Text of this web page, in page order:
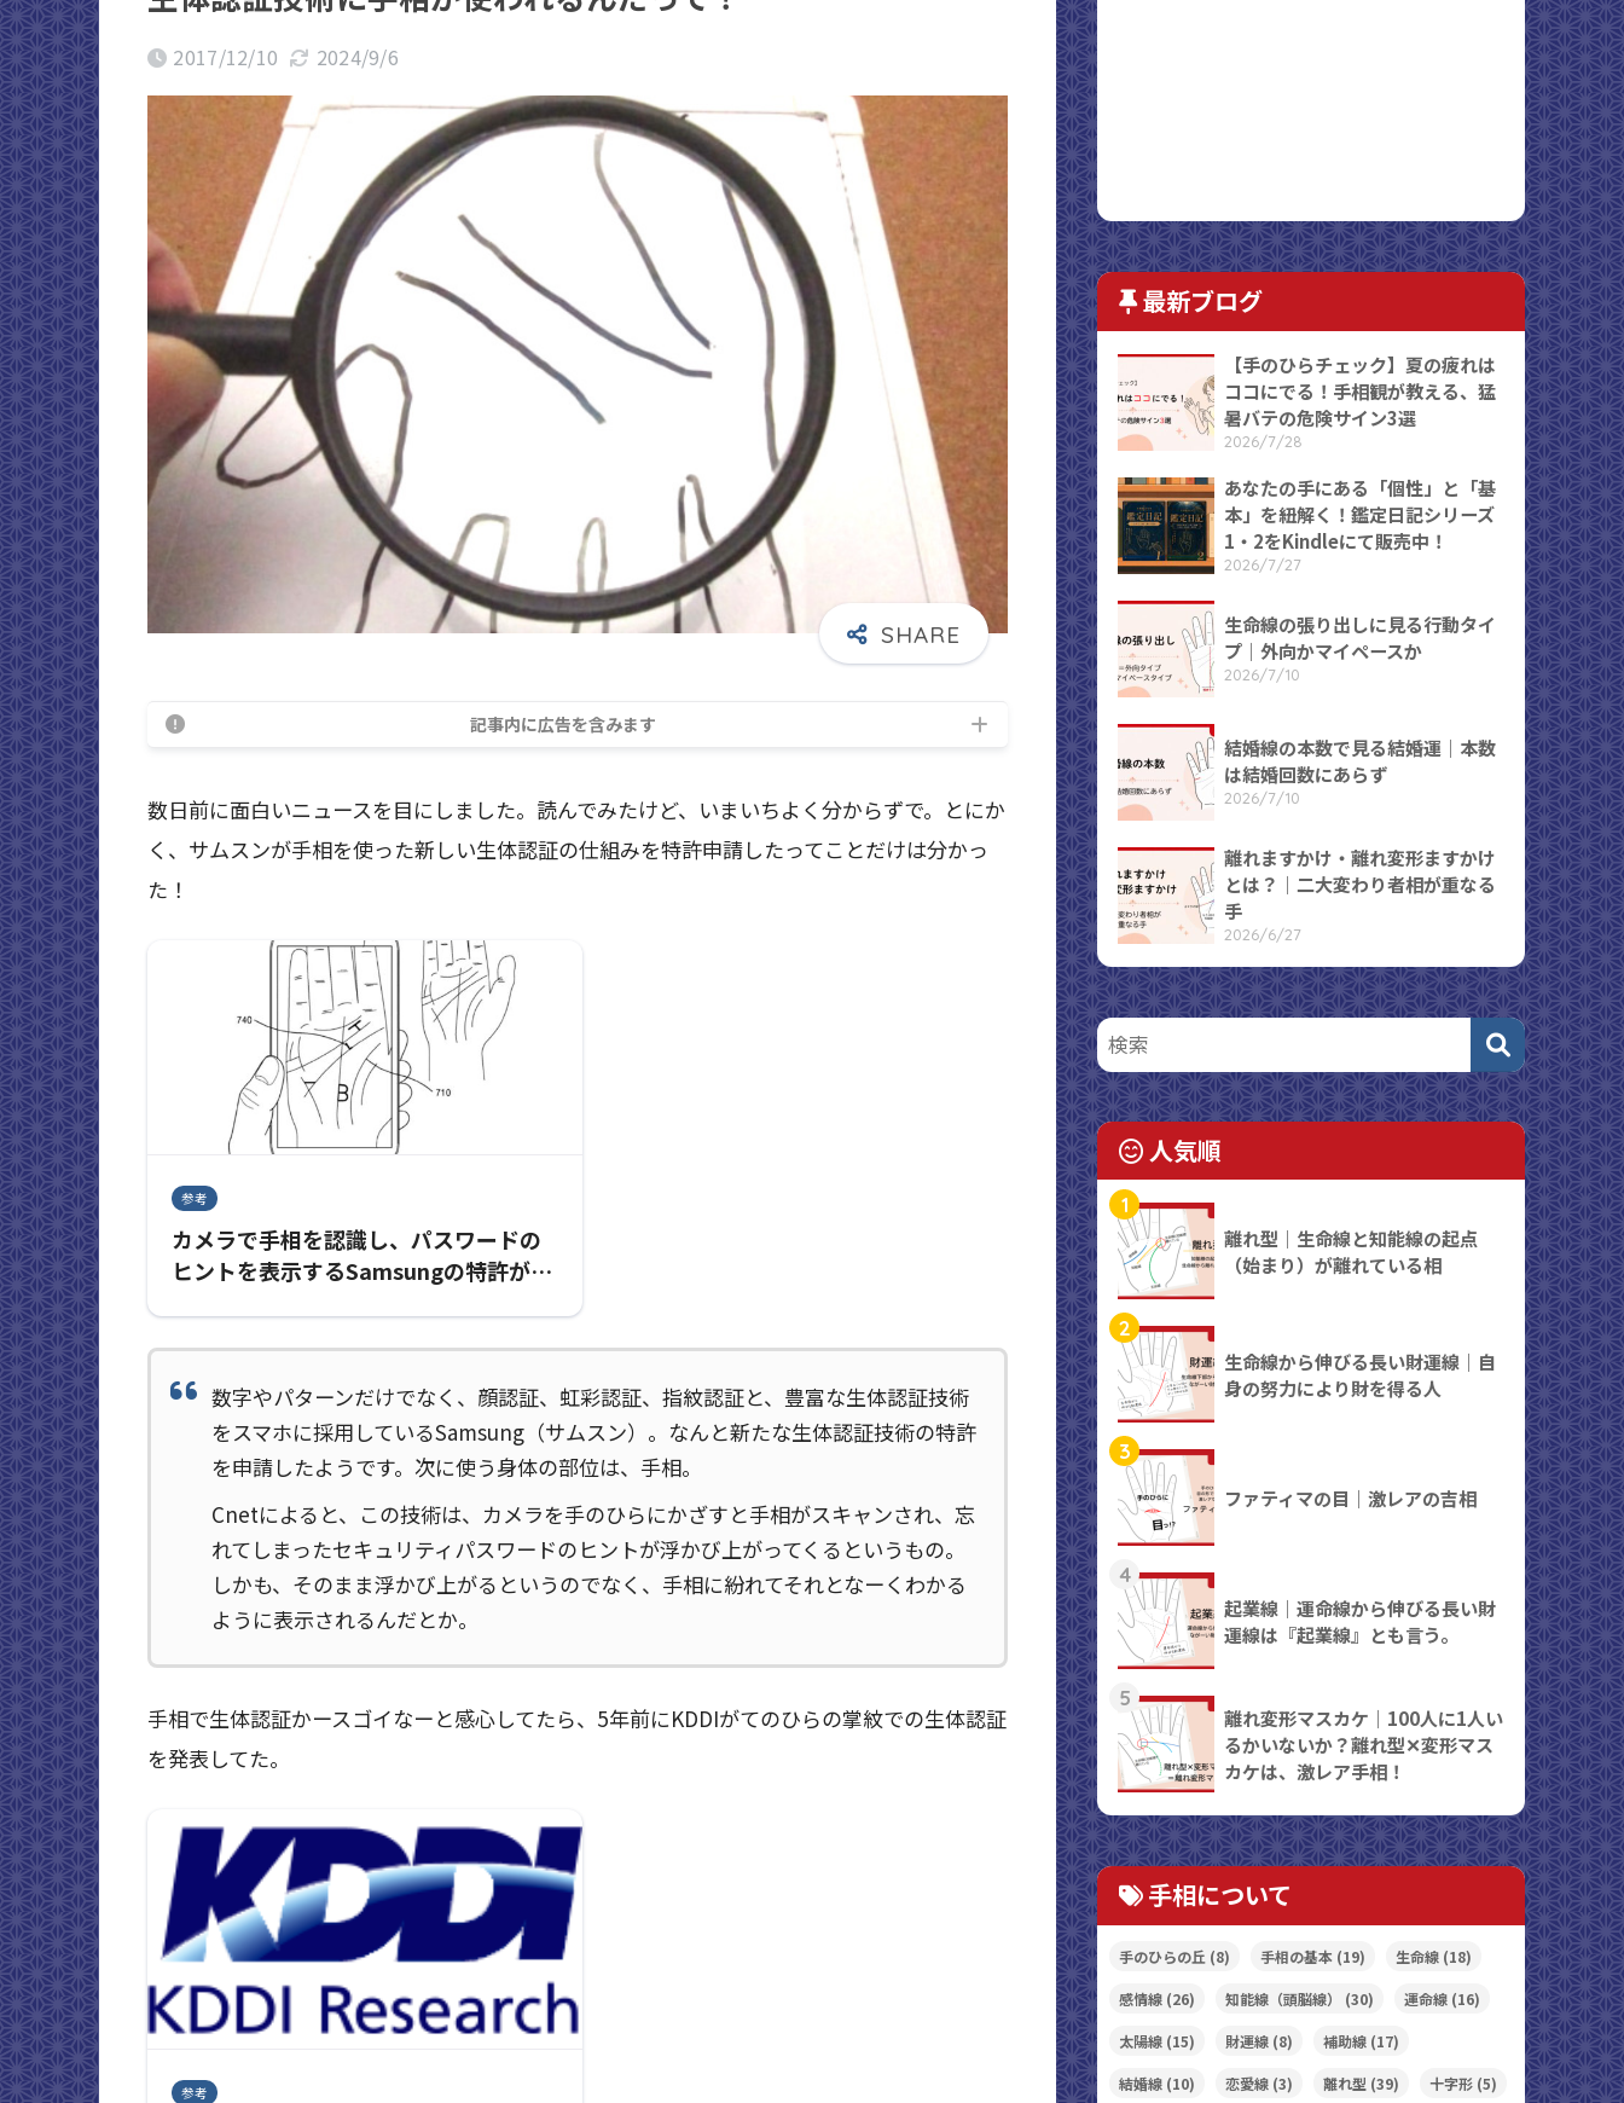
2017/12/10 2024/9/6
記事内に広告を含みます
数日前に面白いニュースを目にしました。読んでみたけど、いまいちよく分からずで。とにか
く、サムスンが手相を使った新しい生体認証の仕組みを特許申請したってことだけは分かっ
た！
参考
カメラで手相を認識し、パスワードの
ヒントを表示するSamsungの特許が申
数字やパターンだけでなく、顔認証、虹彩認証、指紋認証と、豊富な生体認証技術
をスマホに採用しているSamsung（サムスン）。なんと新たな生体認証技術の特許
を申請したようです。次に使う身体の部位は、手相。
Cnetによると、この技術は、カメラを手のひらにかざすと手相がスキャンされ、忘
れてしまったセキュリティパスワードのヒントが浮かび上がってくるというもの。
しかも、そのまま浮かび上がるというのでなく、手相に紛れてそれとなーくわかる
ように表示されるんだとか。
手相で生体認証かースゴイなーと感心してたら、5年前にKDDIがてのひらの掌紋での生体認証
を発表してた。
参考
最新ブログ
【手のひらチェック】夏の疲れは
ココにでる！手相観が教える、猛
暑バテの危険サイン3選
2026/7/28
あなたの手にある「個性」と「基
本」を紐解く！鑑定日記シリーズ
1・2をKindleにて販売中！
2026/7/27
生命線の張り出しに見る行動タイ
プ｜外向かマイペースか
2026/7/10
結婚線の本数で見る結婚運｜本数
は結婚回数にあらず
2026/7/10
離れますかけ・離れ変形ますかけ
とは？｜二大変わり者相が重なる
手
2026/6/27
人気順
1
離れ型｜生命線と知能線の起点
（始まり）が離れている相
2
生命線から伸びる長い財運線｜自
身の努力により財を得る人
3
ファティマの目｜激レアの吉相
4
起業線｜運命線から伸びる長い財
運線は『起業線』とも言う。
5
離れ変形マスカケ｜100人に1人い
るかいないか？離れ型✕変形マス
カケは、激レア手相！
手相について
手のひらの丘 (8) 手相の基本 (19) 生命線 (18)
感情線 (26) 知能線（頭脳線） (30) 運命線 (16)
太陽線 (15) 財運線 (8) 補助線 (17)
結婚線 (10) 恋愛線 (3) 離れ型 (39) 十字形 (5)